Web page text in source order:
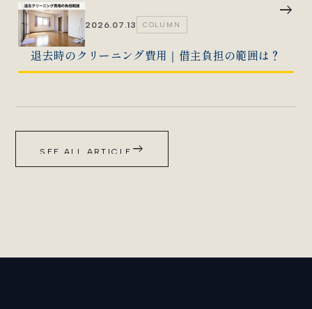
2026.07.13 COLUMN
退去時のクリーニング費用｜借主負担の範囲は？
east
SEE ALL ARTICLE east